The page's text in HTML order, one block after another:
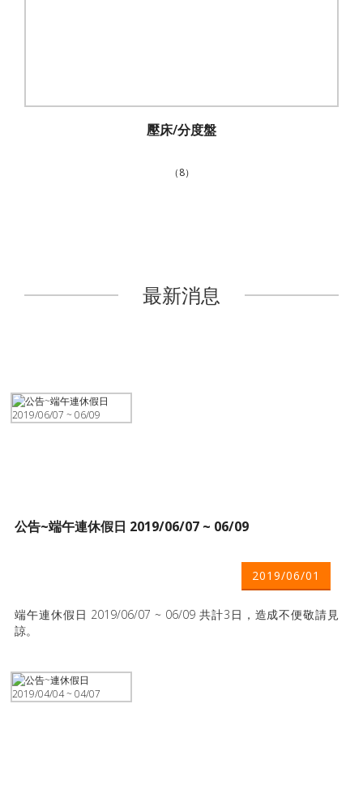
壓床/分度盤
（8）
最新消息
公告~端午連休假日 2019/06/07 ~ 06/09
2019/06/01
端午連休假日 2019/06/07 ~ 06/09 共計3日，造成不便敬請見
諒。